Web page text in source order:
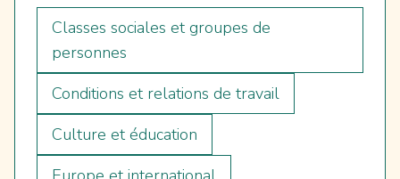
Classes sociales et groupes de
personnes
Conditions et relations de travail
Culture et éducation